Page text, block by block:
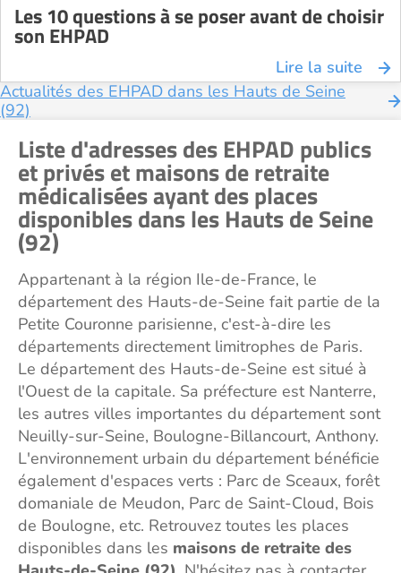
Les 10 questions à se poser avant de choisir
son EHPAD
Lire la suite
Actualités des EHPAD dans les Hauts de Seine
(92)
Liste d'adresses des EHPAD publics
et privés et maisons de retraite
médicalisées ayant des places
disponibles dans les Hauts de Seine
(92)
Appartenant à la région Ile-de-France, le
département des Hauts-de-Seine fait partie de la
Petite Couronne parisienne, c'est-à-dire les
départements directement limitrophes de Paris.
Le département des Hauts-de-Seine est situé à
l'Ouest de la capitale. Sa préfecture est Nanterre,
les autres villes importantes du département sont
Neuilly-sur-Seine, Boulogne-Billancourt, Anthony.
L'environnement urbain du département bénéficie
également d'espaces verts : Parc de Sceaux, forêt
domaniale de Meudon, Parc de Saint-Cloud, Bois
de Boulogne, etc. Retrouvez toutes les places
disponibles dans les maisons de retraite des